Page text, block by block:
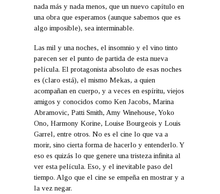
nada más y nada menos, que un nuevo capítulo en
una obra que esperamos (aunque sabemos que es
algo imposible), sea interminable.
Las mil y una noches, el insomnio y el vino tinto
parecen ser el punto de partida de esta nueva
película. El protagonista absoluto de esas noches
es (claro está), el mismo Mekas, a quien
acompañan en cuerpo, y a veces en espíritu, viejos
amigos y conocidos como Ken Jacobs, Marina
Abramovic, Patti Smith, Amy Winehouse, Yoko
Ono, Harmony Korine, Louise Bourgeois y Louis
Garrel, entre otros. No es el cine lo que va a
morir, sino cierta forma de hacerlo y entenderlo. Y
eso es quizás lo que genere una tristeza infinita al
ver esta película. Eso, y el inevitable paso del
tiempo. Algo que el cine se empeña en mostrar y a
la vez negar.